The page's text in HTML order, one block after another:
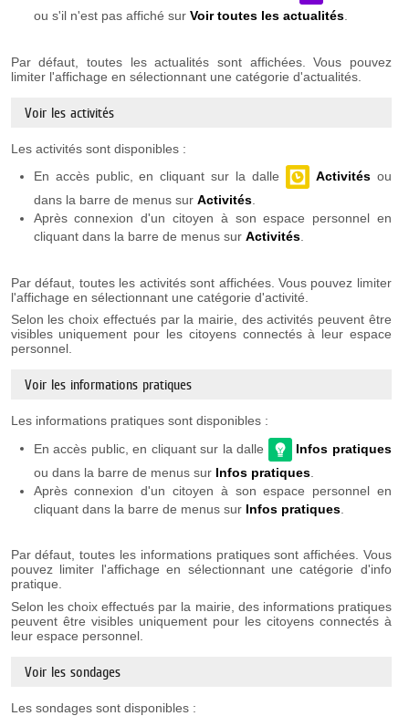
ou s'il n'est pas affiché sur Voir toutes les actualités.
Par défaut, toutes les actualités sont affichées. Vous pouvez
limiter l'affichage en sélectionnant une catégorie d'actualités.
Voir les activités
Les activités sont disponibles :
En accès public, en cliquant sur la dalle
Activités ou
dans la barre de menus sur Activités.
Après connexion d'un citoyen à son espace personnel en
cliquant dans la barre de menus sur Activités.
Par défaut, toutes les activités sont affichées. Vous pouvez limiter
l'affichage en sélectionnant une catégorie d'activité.
Selon les choix effectués par la mairie, des activités peuvent être
visibles uniquement pour les citoyens connectés à leur espace
personnel.
Voir les informations pratiques
Les informations pratiques sont disponibles :
En accès public, en cliquant sur la dalle
Infos pratiques
ou dans la barre de menus sur Infos pratiques.
Après connexion d'un citoyen à son espace personnel en
cliquant dans la barre de menus sur Infos pratiques.
Par défaut, toutes les informations pratiques sont affichées. Vous
pouvez limiter l'affichage en sélectionnant une catégorie d'info
pratique.
Selon les choix effectués par la mairie, des informations pratiques
peuvent être visibles uniquement pour les citoyens connectés à
leur espace personnel.
Voir les sondages
Les sondages sont disponibles :